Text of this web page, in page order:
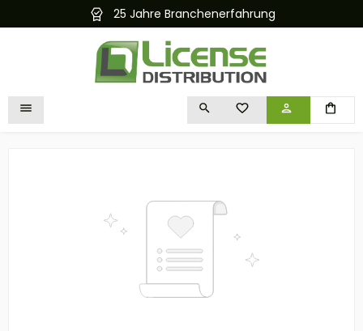
springen 25 Jahre Branchenerfahrung
DU HAST 0 PRODUKTE